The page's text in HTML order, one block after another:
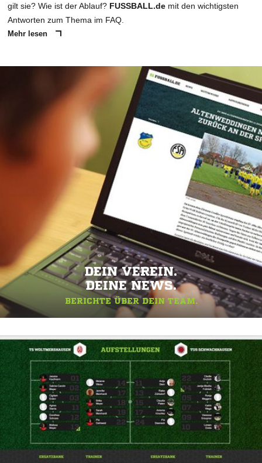
gilt sie? Wie ist der Ablauf? FUSSBALL.de mit den wichtigsten
Antworten zum Thema im FAQ.
Mehr lesen
DEIN VEREIN.
DEINE NEWS.
BERICHTE ÜBER DEIN TEAM.